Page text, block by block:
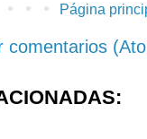
Página
comentarios